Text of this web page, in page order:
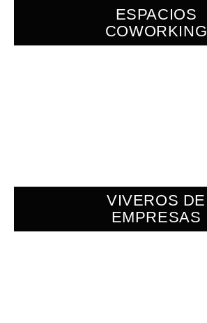
ESPACIOS
COWORKING
VIVEROS DE
EMPRESAS